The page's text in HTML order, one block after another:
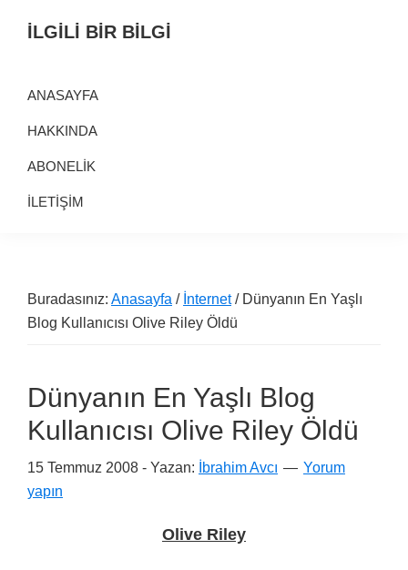
navigasyona
content
alanaİLGİLİ BİR BİLGİ
ANASAYFA
HAKKINDA
ABONELİK
İLETİŞİM
Buradasınız: Anasayfa / İnternet/ Dünyanın En Yaşlı
Blog Kullanıcısı Olive Riley Öldü
Dünyanın En Yaşlı Blog
Kullanıcısı Olive Riley Öldü
15 Temmuz 2008 - Yazan: İbrahim Avcı
Yorum
yapın
Olive Riley